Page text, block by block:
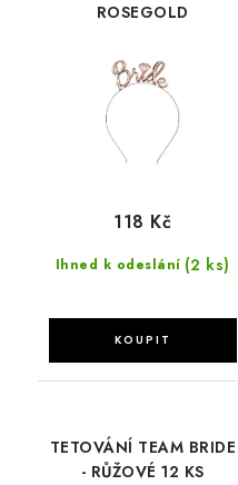
ROSEGOLD
Ihned k odeslání (2 ks)
118 Kč
TETOVÁNÍ TEAM BRIDE
- RŮŽOVÉ 12 KS